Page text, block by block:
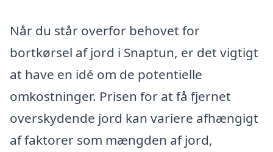
Når du står overfor behovet for
bortkørsel af jord i Snaptun, er det vigtigt
at have en idé om de potentielle
omkostninger. Prisen for at få fjernet
overskydende jord kan variere afhængigt
af faktorer som mængden af jord,